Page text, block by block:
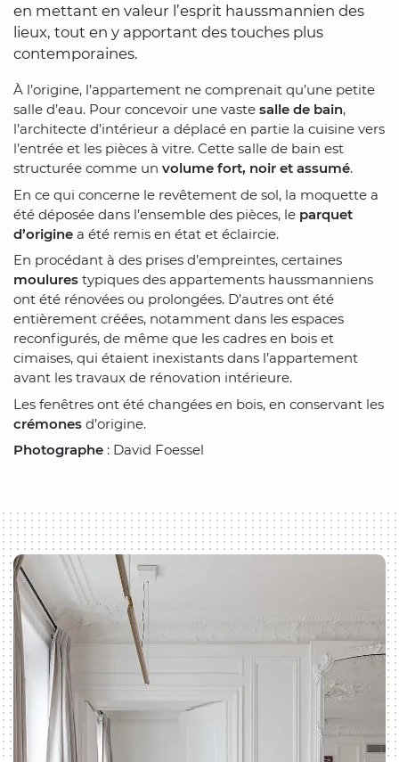
en mettant en valeur l’esprit haussmannien des
lieux, tout en y apportant des touches plus
contemporaines.
À l’origine, l’appartement ne comprenait qu’une petite
salle d’eau. Pour concevoir une vaste salle de bain,
l’architecte d’intérieur a déplacé en partie la cuisine vers
l’entrée et les pièces à vitre. Cette salle de bain est
structurée comme un volume fort, noir et assumé.
En ce qui concerne le revêtement de sol, la moquette a
été déposée dans l’ensemble des pièces, le parquet
d’origine a été remis en état et éclaircie.
En procédant à des prises d’empreintes, certaines
moulures typiques des appartements haussmanniens
ont été rénovées ou prolongées. D’autres ont été
entièrement créées, notamment dans les espaces
reconfigurés, de même que les cadres en bois et
cimaises, qui étaient inexistants dans l’appartement
avant les travaux de rénovation intérieure.
Les fenêtres ont été changées en bois, en conservant les
crémones d’origine.
Photographe : David Foessel